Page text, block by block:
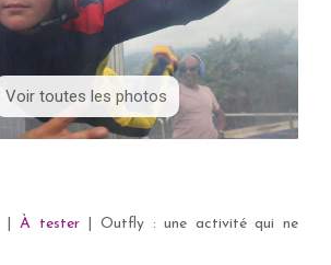
Voir toutes les photos
|À tester| Outfly : une activité qui ne